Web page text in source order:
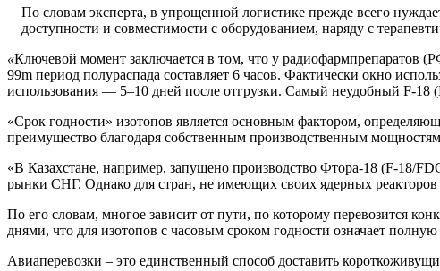
По словам эксперта, в упрощенной логистике прежде всего
доступности и совместимости с оборудованием, наряду с
«Ключевой момент заключается в том, что у радиофармпрепаратов
99m период полураспада составляет 6 часов. Фактически окно
использования — 5–10 дней после отгрузки. Самый неудобный F-
«Срок годности» изотопов является основным фактором,
преимущество благодаря собственным производственным
«В Казахстане, например, запущено производство Фтора-18 (F-18/
рынки СНГ. Однако для стран, не имеющих своих ядерных реакторов
По его словам, многое зависит от пути, по которому перевозится
днями, что для изотопов с часовым сроком годности означает
Авиаперевозки – это единственный способ доставить